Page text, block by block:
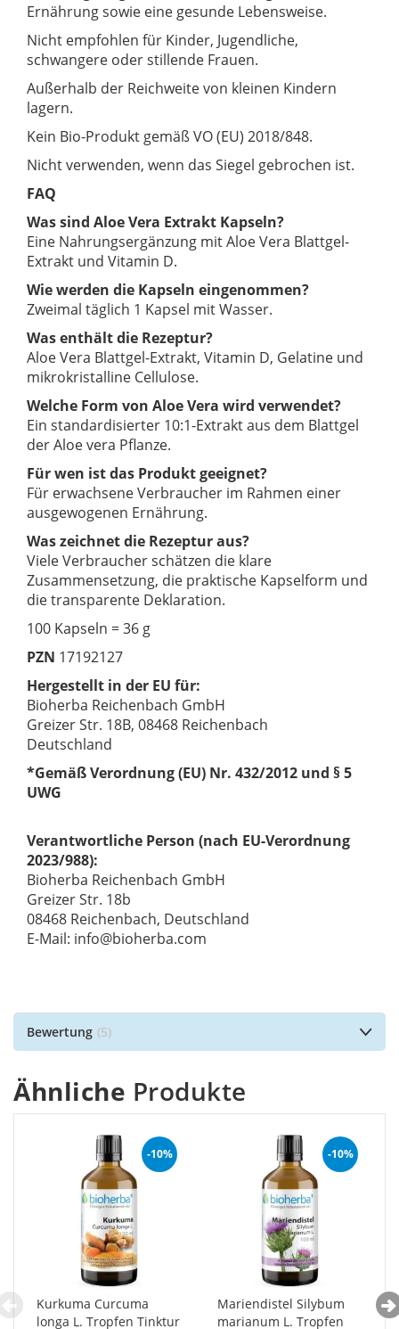
Ernährung sowie eine gesunde Lebensweise.
Nicht empfohlen für Kinder, Jugendliche,
schwangere oder stillende Frauen.
Außerhalb der Reichweite von kleinen Kindern
lagern.
Kein Bio-Produkt gemäß VO (EU) 2018/848.
Nicht verwenden, wenn das Siegel gebrochen ist.
FAQ
Was sind Aloe Vera Extrakt Kapseln?
Eine Nahrungsergänzung mit Aloe Vera Blattgel-
Extrakt und Vitamin D.
Wie werden die Kapseln eingenommen?
Zweimal täglich 1 Kapsel mit Wasser.
Was enthält die Rezeptur?
Aloe Vera Blattgel-Extrakt, Vitamin D, Gelatine und
mikrokristalline Cellulose.
Welche Form von Aloe Vera wird verwendet?
Ein standardisierter 10:1-Extrakt aus dem Blattgel
der Aloe vera Pflanze.
Für wen ist das Produkt geeignet?
Für erwachsene Verbraucher im Rahmen einer
ausgewogenen Ernährung.
Was zeichnet die Rezeptur aus?
Viele Verbraucher schätzen die klare
Zusammensetzung, die praktische Kapselform und
die transparente Deklaration.
100 Kapseln = 36 g
PZN 17192127
Hergestellt in der EU für:
Bioherba Reichenbach GmbH
Greizer Str. 18B, 08468 Reichenbach
Deutschland
*Gemäß Verordnung (EU) Nr. 432/2012 und § 5
UWG
Verantwortliche Person (nach EU-Verordnung
2023/988):
Bioherba Reichenbach GmbH
Greizer Str. 18b
08468 Reichenbach, Deutschland
E-Mail: info@bioherba.com
Bewertung 5
Ähnliche Produkte
-10%
Kurkuma Curcuma
longa L. Tropfen Tinktur
-10%
Mariendistel Silybum
marianum L. Tropfen